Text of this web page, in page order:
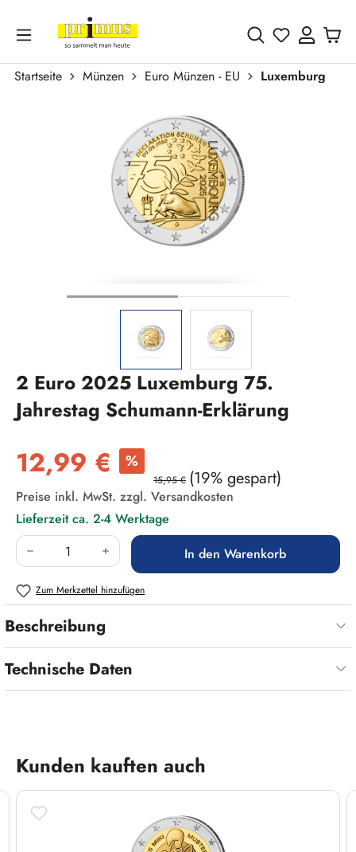
Zum Hauptinhalt springen
Du hast 0
Startseite Münzen Euro Münzen - EU
Luxemburg
2 Euro 2025 Luxemburg 75.
Jahrestag Schumann-Erklärung
Verkaufspreis:
12,99 € %
15,95 € (19% gespart)
Preise inkl. MwSt. zzgl. Versandkosten
Lieferzeit ca. 2-4 Werktage
Produkt Anzahl: Gib den gewünschten Wert
In den Warenkorb
Zum Merkzettel hinzufügen
Beschreibung
Technische Daten
Produktgalerie überspringen
Kunden kauften auch